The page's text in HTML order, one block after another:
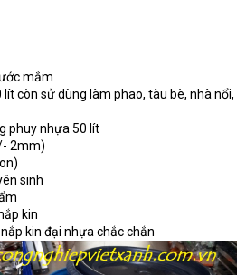
mắm
lít còn sử dùng làm phao, tàu bè, nhà nổi,
phuy nhựa 50 lít
2mm)
sinh
kin
kin đại nhựa chắc chắn